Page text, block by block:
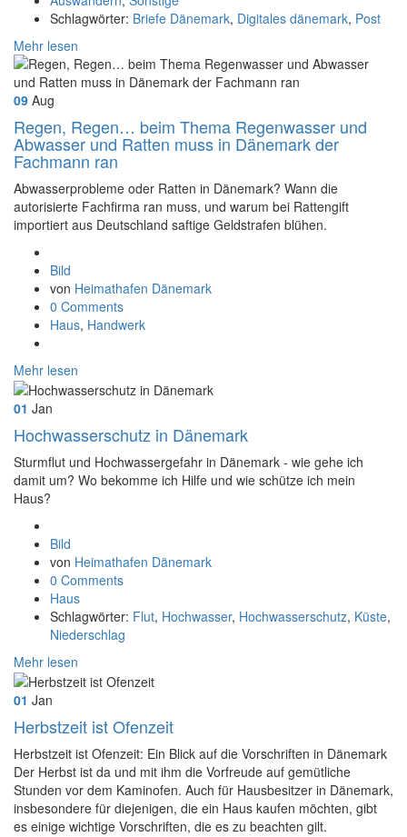
Schlagwörter: Briefe Dänemark, Digitales dänemark, Post
Mehr lesen
09 Aug
Regen, Regen… beim Thema Regenwasser und
Abwasser und Ratten muss in Dänemark der
Fachmann ran
Abwasserprobleme oder Ratten in Dänemark? Wann die
autorisierte Fachfirma ran muss, und warum bei Rattengift
importiert aus Deutschland saftige Geldstrafen blühen.
Format
Bild
von Heimathafen Dänemark
0 Comments
Haus, Handwerk
Mehr lesen
01 Jan
Hochwasserschutz in Dänemark
Sturmflut und Hochwassergefahr in Dänemark - wie gehe ich
damit um? Wo bekomme ich Hilfe und wie schütze ich mein
Haus?
Format
Bild
von Heimathafen Dänemark
0 Comments
Haus
Schlagwörter: Flut, Hochwasser, Hochwasserschutz, Küste,
Niederschlag
Mehr lesen
01 Jan
Herbstzeit ist Ofenzeit
Herbstzeit ist Ofenzeit: Ein Blick auf die Vorschriften in Dänemark
Der Herbst ist da und mit ihm die Vorfreude auf gemütliche
Stunden vor dem Kaminofen. Auch für Hausbesitzer in Dänemark,
insbesondere für diejenigen, die ein Haus kaufen möchten, gibt
es einige wichtige Vorschriften, die es zu beachten gilt.